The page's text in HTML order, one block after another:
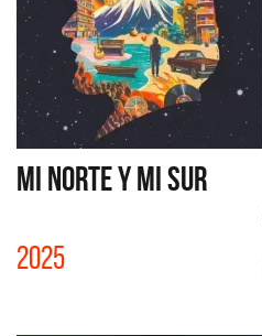
MI NORTE Y MI SUR
2025